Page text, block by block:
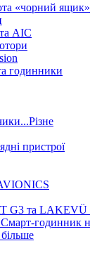
«чорний ящик»
та АІС
годинники
пристрої
G3 та LAKEVÜ
Смарт-годинник